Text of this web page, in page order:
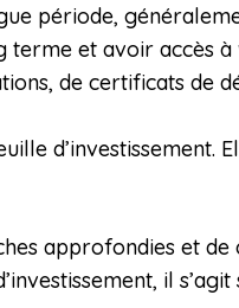
période,
terme et avoir accès
de certificats de
d’investissement.
approfondies et
il